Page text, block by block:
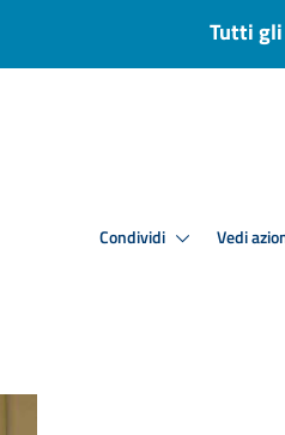
Tutti
Condividi Vedi